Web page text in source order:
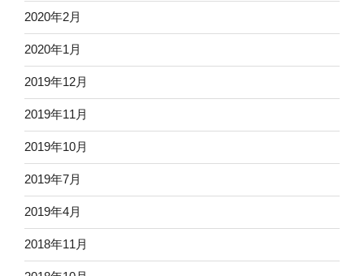
2020年2月
2020年1月
2019年12月
2019年11月
2019年10月
2019年7月
2019年4月
2018年11月